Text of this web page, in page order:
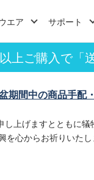
エア サポート
上ご購入で「
期間中の商品手配
上げますとともに犠
心からお祈りいたし